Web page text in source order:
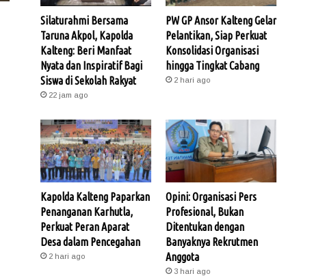
Silaturahmi Bersama
Taruna Akpol, Kapolda
Kalteng: Beri Manfaat
Nyata dan Inspiratif Bagi
Siswa di Sekolah Rakyat
22 jam ago
PW GP Ansor Kalteng Gelar
Pelantikan, Siap Perkuat
Konsolidasi Organisasi
hingga Tingkat Cabang
2 hari ago
Kapolda Kalteng Paparkan
Penanganan Karhutla,
Perkuat Peran Aparat
Desa dalam Pencegahan
2 hari ago
Opini: Organisasi Pers
Profesional, Bukan
Ditentukan dengan
Banyaknya Rekrutmen
Anggota
3 hari ago